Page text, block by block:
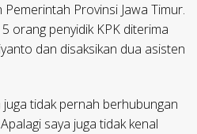
Provinsi Jawa Timur.
orang penyidik KPK diterima
dan disaksikan dua asisten
juga tidak pernah berhubungan
saya juga tidak kenal